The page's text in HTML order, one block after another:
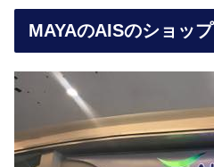
MAYAのAISのショップ